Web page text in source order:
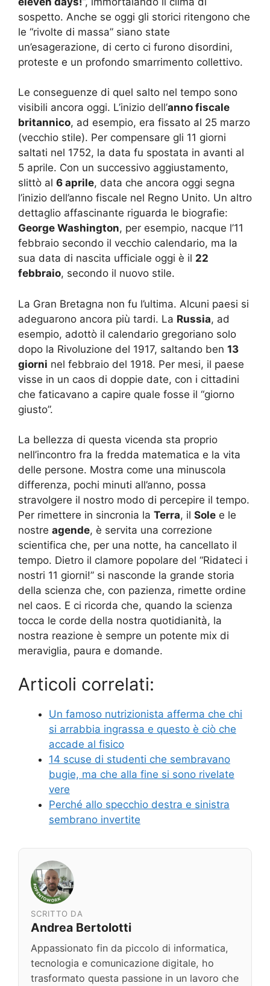
sospetto. Anche se oggi gli storici ritengono che
le “rivolte di massa” siano state
un’esagerazione, di certo ci furono disordini,
proteste e un profondo smarrimento collettivo.
Le conseguenze di quel salto nel tempo sono
visibili ancora oggi. L’inizio dell’anno fiscale
britannico, ad esempio, era fissato al 25 marzo
(vecchio stile). Per compensare gli 11 giorni
saltati nel 1752, la data fu spostata in avanti al
5 aprile. Con un successivo aggiustamento,
slittò al 6 aprile, data che ancora oggi segna
l’inizio dell’anno fiscale nel Regno Unito. Un altro
dettaglio affascinante riguarda le biografie:
George Washington, per esempio, nacque l’11
febbraio secondo il vecchio calendario, ma la
sua data di nascita ufficiale oggi è il 22
febbraio, secondo il nuovo stile.
La Gran Bretagna non fu l’ultima. Alcuni paesi si
adeguarono ancora più tardi. La Russia, ad
esempio, adottò il calendario gregoriano solo
dopo la Rivoluzione del 1917, saltando ben 13
giorni nel febbraio del 1918. Per mesi, il paese
visse in un caos di doppie date, con i cittadini
che faticavano a capire quale fosse il “giorno
giusto”.
La bellezza di questa vicenda sta proprio
nell’incontro fra la fredda matematica e la vita
delle persone. Mostra come una minuscola
differenza, pochi minuti all’anno, possa
stravolgere il nostro modo di percepire il tempo.
Per rimettere in sincronia la Terra, il Sole e le
nostre agende, è servita una correzione
scientifica che, per una notte, ha cancellato il
tempo. Dietro il clamore popolare del “Ridateci i
nostri 11 giorni!” si nasconde la grande storia
della scienza che, con pazienza, rimette ordine
nel caos. E ci ricorda che, quando la scienza
tocca le corde della nostra quotidianità, la
nostra reazione è sempre un potente mix di
meraviglia, paura e domande.
Articoli correlati:
Un famoso nutrizionista afferma che chi
si arrabbia ingrassa e questo è ciò che
accade al fisico
14 scuse di studenti che sembravano
bugie, ma che alla fine si sono rivelate
vere
Perché allo specchio destra e sinistra
sembrano invertite
SCRITTO DA
Andrea Bertolotti
Appassionato fin da piccolo di informatica,
tecnologia e comunicazione digitale, ho
trasformato questa passione in un lavoro che